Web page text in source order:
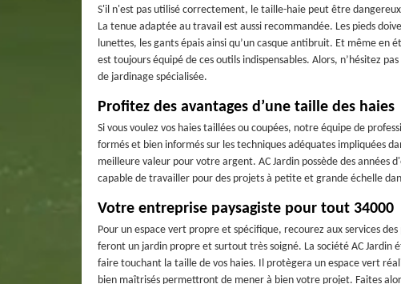
S'il n'est pas utilisé correctement, le taille-haie peut être
La tenue adaptée au travail est aussi recommandée. Les pieds
lunettes, les gants épais ainsi qu’un casque antibruit. Et même
est toujours équipé de ces outils indispensables. Alors, n’hésitez
de jardinage spécialisée.
Profitez des avantages d’une taille des haies
Si vous voulez vos haies taillées ou coupées, notre équipe de
formés et bien informés sur les techniques adéquates impliquées
meilleure valeur pour votre argent. AC Jardin possède des
capable de travailler pour des projets à petite et grande échelle
Votre entreprise paysagiste pour tout 34000
Pour un espace vert propre et spécifique, recourez aux services
feront un jardin propre et surtout très soigné. La société AC Jardin
faire touchant la taille de vos haies. Il protègera un espace vert
bien maîtrisés permettront de mener à bien votre projet. Faites